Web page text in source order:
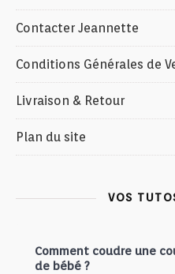
Contacter Jeannette
Conditions Générales de
Livraison & Retour
Plan du site
VOS
Comment coudre une
de bébé ?